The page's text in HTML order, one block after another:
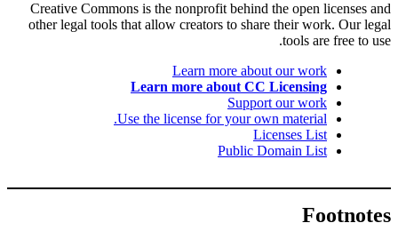
Creative Commons is the nonprofit behind the open licenses and
other legal tools that allow creators to share their work. Our legal
tools are free to use.
Learn more about our work
Learn more about CC Licensing
Support our work
Use the license for your own material.
Licenses List
Public Domain List
Footnotes